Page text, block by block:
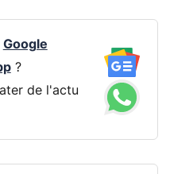
Google
?
de l'actu